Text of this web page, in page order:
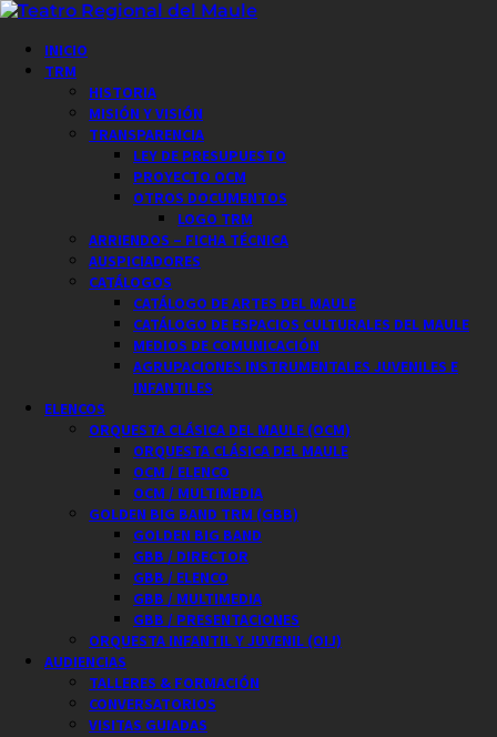
Saltar
contenido
Menú
principal
INICIO
TRM
HISTORIA
MISIÓN Y VISIÓN
TRANSPARENCIA
LEY DE PRESUPUESTO
PROYECTO OCM
OTROS DOCUMENTOS
LOGO TRM
ARRIENDOS – FICHA TÉCNICA
AUSPICIADORES
CATÁLOGOS
CATÁLOGO DE ARTES DEL MAULE
CATÁLOGO DE ESPACIOS CULTURALES DEL MAULE
MEDIOS DE COMUNICACIÓN
AGRUPACIONES INSTRUMENTALES JUVENILES E
INFANTILES
ELENCOS
ORQUESTA CLÁSICA DEL MAULE (OCM)
ORQUESTA CLÁSICA DEL MAULE
OCM / ELENCO
OCM / MULTIMEDIA
GOLDEN BIG BAND TRM (GBB)
GOLDEN BIG BAND
GBB / DIRECTOR
GBB / ELENCO
GBB / MULTIMEDIA
GBB / PRESENTACIONES
ORQUESTA INFANTIL Y JUVENIL (OIJ)
AUDIENCIAS
TALLERES & FORMACIÓN
CONVERSATORIOS
VISITAS GUIADAS